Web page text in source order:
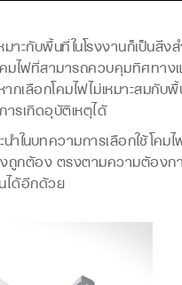
กับพื้นที่ในโรงงานก็เป็นสิ่ง
มไฟที่สามารถควบคุมทิศทาง
เลือกโคมไฟไม่เหมาะสมกับ
รเกิดอุบัติเหตุได้
ำในบทความการเลือกใช้โคมไ
ถูกต้อง ตรงตามความต้องก
ได้อีกด้วย